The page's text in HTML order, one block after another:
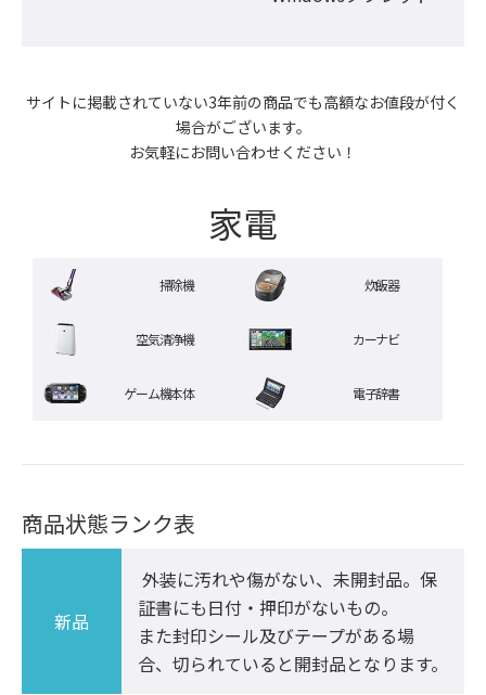
サイトに掲載されていない3年前の商品でも高額なお値段が付く
場合がございます。
お気軽にお問い合わせください！
家電
掃除機 炊飯器
空気清浄機 カーナビ
ゲーム機本体 電子辞書
商品状態ランク表
新品
証書にも日付・押印がないもの。
また封印シール及びテープがある場
合、切られていると開封品となります。